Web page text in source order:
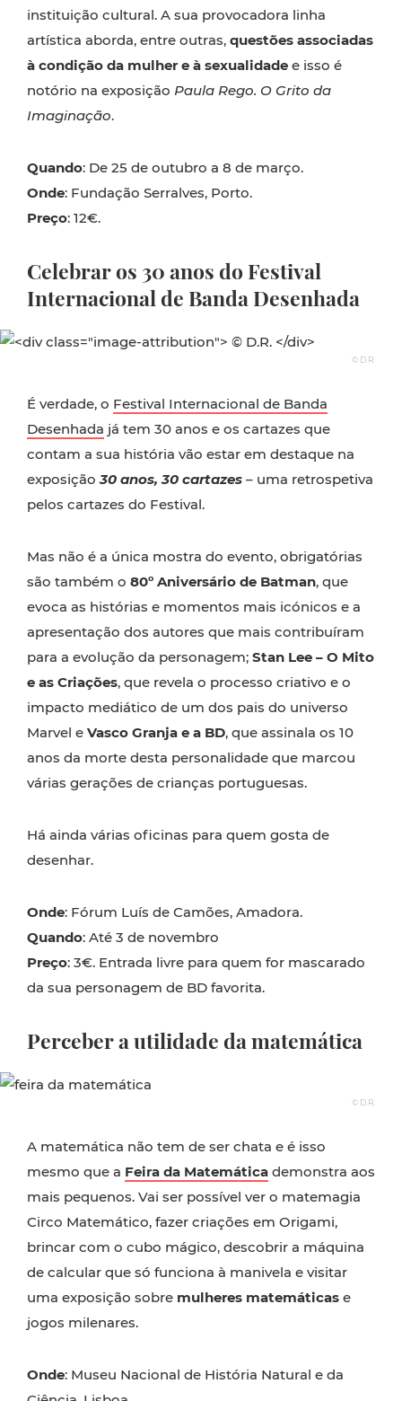
instituição cultural. A sua provocadora linha
artística aborda, entre outras, questões associadas
à condição da mulher e à sexualidade e isso é
notório na exposição Paula Rego. O Grito da
Imaginação.
Quando: De 25 de outubro a 8 de março.
Onde: Fundação Serralves, Porto.
Preço: 12€.
Celebrar os 30 anos do Festival
Internacional de Banda Desenhada
© D.R.
É verdade, o Festival Internacional de Banda
Desenhada já tem 30 anos e os cartazes que
contam a sua história vão estar em destaque na
exposição 30 anos, 30 cartazes – uma retrospetiva
pelos cartazes do Festival.
Mas não é a única mostra do evento, obrigatórias
são também o 80º Aniversário de Batman, que
evoca as histórias e momentos mais icónicos e a
apresentação dos autores que mais contribuíram
para a evolução da personagem; Stan Lee – O Mito
e as Criações, que revela o processo criativo e o
impacto mediático de um dos pais do universo
Marvel e Vasco Granja e a BD, que assinala os 10
anos da morte desta personalidade que marcou
várias gerações de crianças portuguesas.
Há ainda várias oficinas para quem gosta de
desenhar.
Onde: Fórum Luís de Camões, Amadora.
Quando: Até 3 de novembro
Preço: 3€. Entrada livre para quem for mascarado
da sua personagem de BD favorita.
Perceber a utilidade da matemática
© D.R.
A matemática não tem de ser chata e é isso
mesmo que a Feira da Matemática demonstra aos
mais pequenos. Vai ser possível ver o matemagia
Circo Matemático, fazer criações em Origami,
brincar com o cubo mágico, descobrir a máquina
de calcular que só funciona à manivela e visitar
uma exposição sobre mulheres matemáticas e
jogos milenares.
Onde: Museu Nacional de História Natural e da